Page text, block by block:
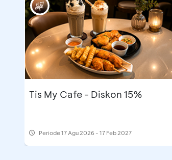
Tis My Cafe - Diskon 15%
Periode17 Agu 2026 - 17 Feb 2027